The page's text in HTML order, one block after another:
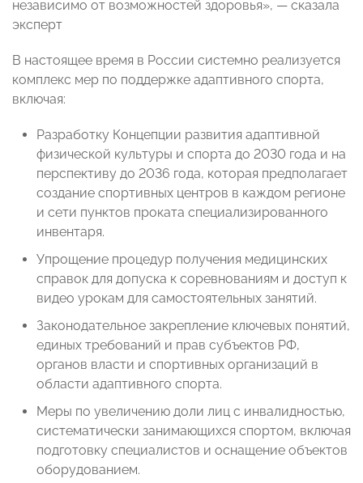
независимо от возможностей здоровья», — сказала
эксперт
В настоящее время в России системно реализуется
комплекс мер по поддержке адаптивного спорта,
включая:
Разработку Концепции развития адаптивной
физической культуры и спорта до 2030 года и на
перспективу до 2036 года, которая предполагает
создание спортивных центров в каждом регионе
и сети пунктов проката специализированного
инвентаря.
Упрощение процедур получения медицинских
справок для допуска к соревнованиям и доступ к
видео урокам для самостоятельных занятий.
Законодательное закрепление ключевых понятий,
единых требований и прав субъектов РФ,
органов власти и спортивных организаций в
области адаптивного спорта.
Меры по увеличению доли лиц с инвалидностью,
систематически занимающихся спортом, включая
подготовку специалистов и оснащение объектов
оборудованием.